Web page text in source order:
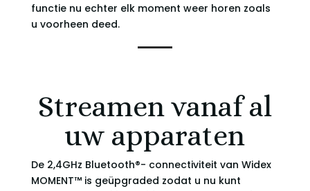
functie nu echter elk moment weer horen zoals
u voorheen deed.
Streamen vanaf al
uw apparaten
De 2,4GHz Bluetooth®- connectiviteit van Widex
MOMENT™ is geüpgraded zodat u nu kunt